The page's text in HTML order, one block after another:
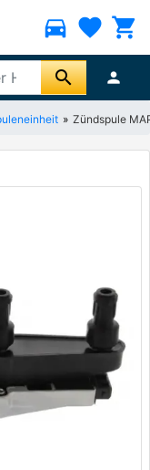
directions_car favorite shopping_cart
search person
Zündspule